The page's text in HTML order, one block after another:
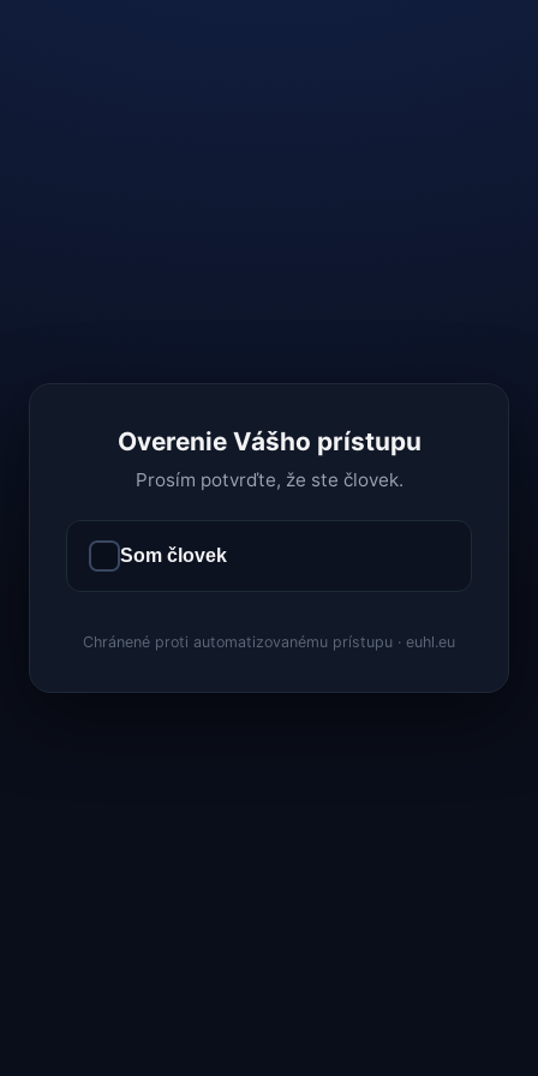
Overenie Vášho prístupu
Prosím potvrďte, že ste človek.
Som človek
Chránené proti automatizovanému prístupu · euhl.eu